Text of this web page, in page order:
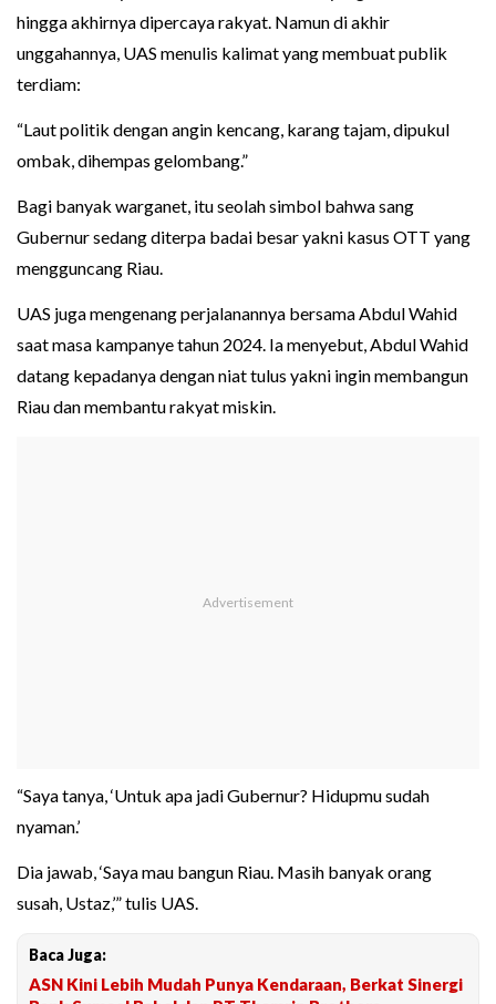
hingga akhirnya dipercaya rakyat. Namun di akhir
unggahannya, UAS menulis kalimat yang membuat publik
terdiam:
“Laut politik dengan angin kencang, karang tajam, dipukul
ombak, dihempas gelombang.”
Bagi banyak warganet, itu seolah simbol bahwa sang
Gubernur sedang diterpa badai besar yakni kasus OTT yang
mengguncang Riau.
UAS juga mengenang perjalanannya bersama Abdul Wahid
saat masa kampanye tahun 2024. Ia menyebut, Abdul Wahid
datang kepadanya dengan niat tulus yakni ingin membangun
Riau dan membantu rakyat miskin.
“Saya tanya, ‘Untuk apa jadi Gubernur? Hidupmu sudah
nyaman.’
Dia jawab, ‘Saya mau bangun Riau. Masih banyak orang
susah, Ustaz,’” tulis UAS.
Baca Juga:
ASN Kini Lebih Mudah Punya Kendaraan, Berkat Sinergi